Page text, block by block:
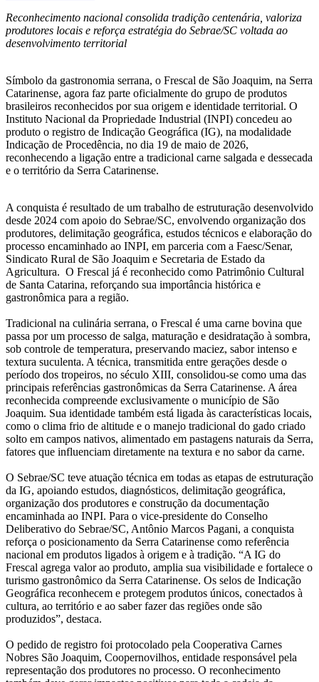
Reconhecimento nacional consolida tradição centenária, valoriza
produtores locais e reforça estratégia do Sebrae/SC voltada ao
desenvolvimento territorial
Símbolo da gastronomia serrana, o Frescal de São Joaquim, na Serra
Catarinense, agora faz parte oficialmente do grupo de produtos
brasileiros reconhecidos por sua origem e identidade territorial. O
Instituto Nacional da Propriedade Industrial (INPI) concedeu ao
produto o registro de Indicação Geográfica (IG), na modalidade
Indicação de Procedência, no dia 19 de maio de 2026,
reconhecendo a ligação entre a tradicional carne salgada e dessecada
e o território da Serra Catarinense.
A conquista é resultado de um trabalho de estruturação desenvolvido
desde 2024 com apoio do Sebrae/SC, envolvendo organização dos
produtores, delimitação geográfica, estudos técnicos e elaboração do
processo encaminhado ao INPI, em parceria com a Faesc/Senar,
Sindicato Rural de São Joaquim e Secretaria de Estado da
Agricultura. O Frescal já é reconhecido como Patrimônio Cultural
de Santa Catarina, reforçando sua importância histórica e
gastronômica para a região.
Tradicional na culinária serrana, o Frescal é uma carne bovina que
passa por um processo de salga, maturação e desidratação à sombra,
sob controle de temperatura, preservando maciez, sabor intenso e
textura suculenta. A técnica, transmitida entre gerações desde o
período dos tropeiros, no século XIII, consolidou-se como uma das
principais referências gastronômicas da Serra Catarinense. A área
reconhecida compreende exclusivamente o município de São
Joaquim. Sua identidade também está ligada às características locais,
como o clima frio de altitude e o manejo tradicional do gado criado
solto em campos nativos, alimentado em pastagens naturais da Serra,
fatores que influenciam diretamente na textura e no sabor da carne.
O Sebrae/SC teve atuação técnica em todas as etapas de estruturação
da IG, apoiando estudos, diagnósticos, delimitação geográfica,
organização dos produtores e construção da documentação
encaminhada ao INPI. Para o vice-presidente do Conselho
Deliberativo do Sebrae/SC, Antônio Marcos Pagani, a conquista
reforça o posicionamento da Serra Catarinense como referência
nacional em produtos ligados à origem e à tradição. “A IG do
Frescal agrega valor ao produto, amplia sua visibilidade e fortalece o
turismo gastronômico da Serra Catarinense. Os selos de Indicação
Geográfica reconhecem e protegem produtos únicos, conectados à
cultura, ao território e ao saber fazer das regiões onde são
produzidos”, destaca.
O pedido de registro foi protocolado pela Cooperativa Carnes
Nobres São Joaquim, Coopernovilhos, entidade responsável pela
representação dos produtores no processo. O reconhecimento